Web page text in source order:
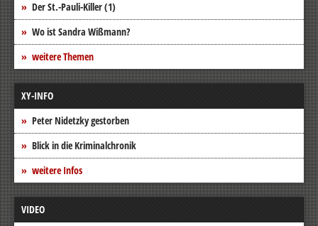
Der St.-Pauli-Killer (1)
Wo ist Sandra Wißmann?
weitere Themen
XY-INFO
Peter Nidetzky gestorben
Blick in die Kriminalchronik
weitere Infos
VIDEO